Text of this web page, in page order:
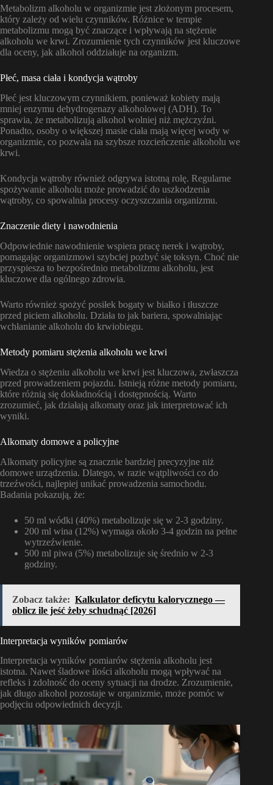
Metabolizm alkoholu w organizmie jest złożonym procesem,
który zależy od wielu czynników. Różnice w tempie
metabolizmu mogą być znaczące i wpływają na stężenie
alkoholu we krwi. Zrozumienie tych czynników jest kluczowe
dla oceny, jak alkohol oddziałuje na organizm.
Płeć, masa ciała i kondycja wątroby
Płeć jest kluczowym czynnikiem, ponieważ kobiety mają
mniej enzymu dehydrogenazy alkoholowej (ADH). To
sprawia, że metabolizują alkohol wolniej niż mężczyźni.
Ponadto, osoby o większej masie ciała mają więcej wody w
organizmie, co pozwala na szybsze rozcieńczenie alkoholu we
krwi.
Kondycja wątroby również odgrywa istotną rolę. Regularne
spożywanie alkoholu może prowadzić do uszkodzenia
wątroby, co spowalnia procesy oczyszczania organizmu.
Znaczenie diety i nawodnienia
Odpowiednie nawodnienie wspiera pracę nerek i wątroby,
pomagając organizmowi szybciej pozbyć się toksyn. Choć nie
przyspiesza to bezpośrednio metabolizmu alkoholu, jest
kluczowe dla ogólnego zdrowia.
Warto również spożyć posiłek bogaty w białko i tłuszcze
przed piciem alkoholu. Działa to jak bariera, spowalniając
wchłanianie alkoholu do krwiobiegu.
Metody pomiaru stężenia alkoholu we krwi
Wiedza o stężeniu alkoholu we krwi jest kluczowa, zwłaszcza
przed prowadzeniem pojazdu. Istnieją różne metody pomiaru,
które różnią się dokładnością i dostępnością. Warto
zrozumieć, jak działają alkomaty oraz jak interpretować ich
wyniki.
Alkomaty domowe a policyjne
Alkomaty policyjne są znacznie bardziej precyzyjne niż
domowe urządzenia. Dlatego, w razie wątpliwości co do
trzeźwości, najlepiej unikać prowadzenia samochodu.
Badania pokazują, że:
50 ml wódki (40%) metabolizuje się w 2-3 godziny.
200 ml wina (12%) wymaga około 3-4 godzin na pełne
wytrzeźwienie.
500 ml piwa (5%) metabolizuje się średnio w 2-3
godziny.
Zobacz także: Kalkulator deficytu kalorycznego —
oblicz ile jeść żeby schudnąć [2026]
Interpretacja wyników pomiarów
Interpretacja wyników pomiarów stężenia alkoholu jest
istotna. Nawet śladowe ilości alkoholu mogą wpływać na
refleks i zdolność do oceny sytuacji na drodze. Zrozumienie,
jak długo alkohol pozostaje w organizmie, może pomóc w
podjęciu odpowiednich decyzji.